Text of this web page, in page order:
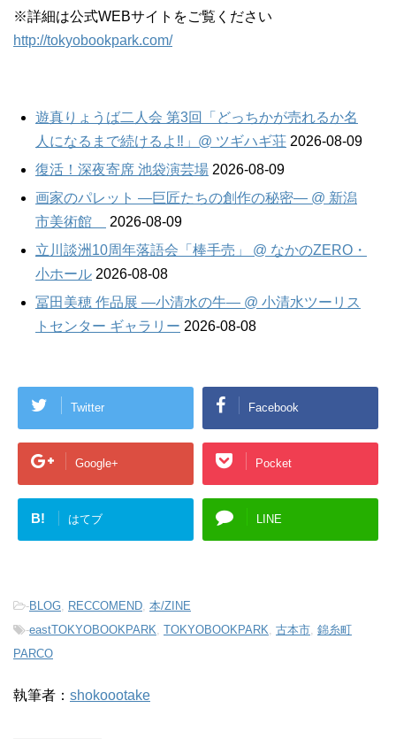
※詳細は公式WEBサイトをご覧ください
http://tokyobookpark.com/
遊真りょうば二人会 第3回「どっちかが売れるか名
人になるまで続けるよ‼」@ ツギハギ荘 2026-08-09
復活！深夜寄席 池袋演芸場 2026-08-09
画家のパレット —巨匠たちの創作の秘密— @ 新潟
市美術館
2026-08-09
立川談洲10周年落語会「棒手売」 @ なかのZERO・
小ホール 2026-08-08
冨田美穂 作品展 —小清水の牛— @ 小清水ツーリス
トセンター ギャラリー 2026-08-08
Twitter Facebook
Google+ Pocket
B! はてブ LINE
-BLOG RECCOMEND 本/ZINE
-eastTOKYOBOOKPARK TOKYOBOOKPARK 古本市 錦糸町
PARCO
執筆者： shokoootake